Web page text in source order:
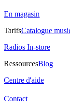
En magasin
TarifsCatalogue
Radios In-store
RessourcesBlog
Centre d'aide
Contact